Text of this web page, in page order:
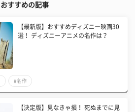
おすすめの記事
【最新版】おすすめディズニー映画30
選！ ディズニーアニメの名作は？
#名作
【決定版】見なきゃ損！ 死ぬまでに見